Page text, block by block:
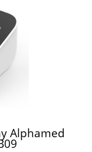
Alphamed